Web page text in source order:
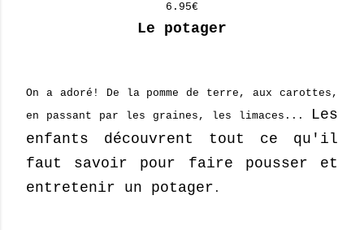
6.95€
Le potager
On a adoré! De la pomme de terre, aux carottes,
en passant par les graines, les limaces...
Les
enfants découvrent tout ce qu'il
faut savoir pour faire pousser et
entretenir un potager .